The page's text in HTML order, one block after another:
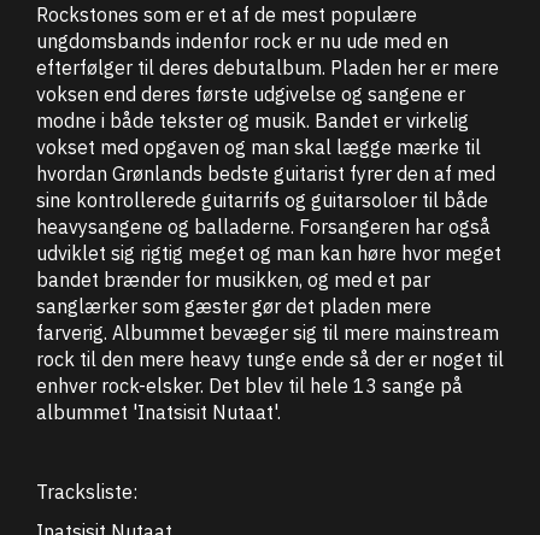
Rockstones som er et af de mest populære
ungdomsbands indenfor rock er nu ude med en
efterfølger til deres debutalbum. Pladen her er mere
voksen end deres første udgivelse og sangene er
modne i både tekster og musik. Bandet er virkelig
vokset med opgaven og man skal lægge mærke til
hvordan Grønlands bedste guitarist fyrer den af med
sine kontrollerede guitarrifs og guitarsoloer til både
heavysangene og balladerne. Forsangeren har også
udviklet sig rigtig meget og man kan høre hvor meget
bandet brænder for musikken, og med et par
sanglærker som gæster gør det pladen mere
farverig. Albummet bevæger sig til mere mainstream
rock til den mere heavy tunge ende så der er noget til
enhver rock-elsker. Det blev til hele 13 sange på
albummet 'Inatsisit Nutaat'.
Tracksliste: